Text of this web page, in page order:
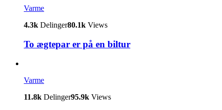
Varme
4.3k Delinger80.1k Views
To ægtepar er på en biltur
Varme
11.8k Delinger95.9k Views